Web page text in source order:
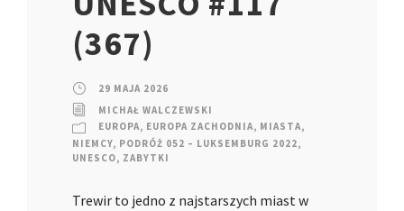
(367)
29 MAJA 2026
MICHAŁ WALCZEWSKI
EUROPA, EUROPA ZACHODNIA, MIASTA,
NIEMCY, PODRÓŻ 052 – LUKSEMBURG 2022,
UNESCO, ZABYTKI
Trewir to jedno z najstarszych miast w